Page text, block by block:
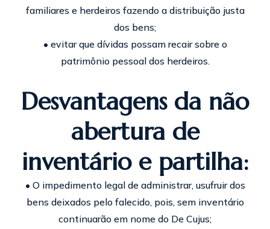
familiares e herdeiros fazendo a distribuição justa
dos bens;
• evitar que dívidas possam recair sobre o
patrimônio pessoal dos herdeiros.
Desvantagens da não
abertura de
inventário e partilha:
• O impedimento legal de administrar, usufruir dos
bens deixados pelo falecido, pois, sem inventário
continuarão em nome do De Cujus;